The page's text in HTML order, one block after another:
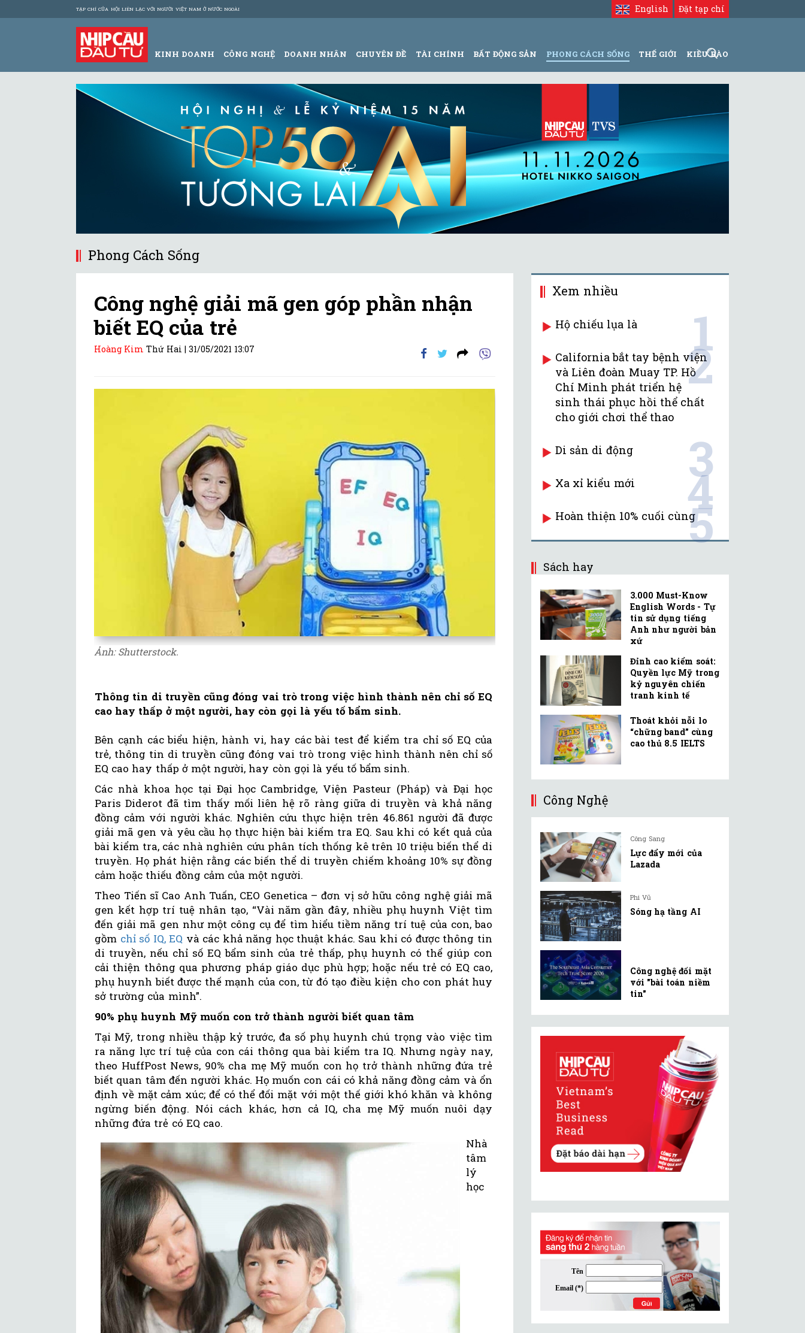
TẠP CHÍ CỦA HỘI LIÊN LẠC VỚI NGƯỜI VIỆT NAM Ở NƯỚC NGOÀI Đặt tạp chí
English
KINH DOANH CÔNG NGHỆ DOANH NHÂN CHUYÊN ĐỀ TÀI CHÍNH BẤT ĐỘNG SẢN PHONG CÁCH SỐNG THẾ GIỚI KIỀU BÀO
Phong Cách Sống
Công nghệ giải mã gen góp phần nhận
biết EQ của trẻ
Hoàng Kim Thứ Hai |31/05/2021 13:07
Ảnh: Shutterstock.
Thông tin di truyền cũng đóng vai trò trong việc hình thành nên chỉ số EQ
cao hay thấp ở một người, hay còn gọi là yếu tố bẩm sinh.
Bên cạnh các biểu hiện, hành vi, hay các bài test để kiểm tra chỉ số EQ của
trẻ, thông tin di truyền cũng đóng vai trò trong việc hình thành nên chỉ số
EQ cao hay thấp ở một người, hay còn gọi là yếu tố bẩm sinh.
Các nhà khoa học tại Đại học Cambridge, Viện Pasteur (Pháp) và Đại học
Paris Diderot đã tìm thấy mối liên hệ rõ ràng giữa di truyền và khả năng
đồng cảm với người khác. Nghiên cứu thực hiện trên 46.861 người đã được
giải mã gen và yêu cầu họ thực hiện bài kiểm tra EQ. Sau khi có kết quả của
bài kiểm tra, các nhà nghiên cứu phân tích thống kê trên 10 triệu biến thể di
truyền. Họ phát hiện rằng các biến thể di truyền chiếm khoảng 10% sự đồng
cảm hoặc thiếu đồng cảm của một người.
Theo Tiến sĩ Cao Anh Tuấn, CEO Genetica – đơn vị sở hữu công nghệ giải mã
gen kết hợp trí tuệ nhân tạo, “Vài năm gần đây, nhiều phụ huynh Việt tìm
đến giải mã gen như một công cụ để tìm hiểu tiềm năng trí tuệ của con, bao
gồm chỉ số IQ, EQ và các khả năng học thuật khác. Sau khi có được thông tin
di truyền, nếu chỉ số EQ bẩm sinh của trẻ thấp, phụ huynh có thể giúp con
cải thiện thông qua phương pháp giáo dục phù hợp; hoặc nếu trẻ có EQ cao,
phụ huynh biết được thế mạnh của con, từ đó tạo điều kiện cho con phát huy
sở trường của mình”.
90% phụ huynh Mỹ muốn con trở thành người biết quan tâm
Tại Mỹ, trong nhiều thập kỷ trước, đa số phụ huynh chú trọng vào việc tìm
ra năng lực trí tuệ của con cái thông qua bài kiểm tra IQ. Nhưng ngày nay,
theo HuffPost News, 90% cha mẹ Mỹ muốn con họ trở thành những đứa trẻ
biết quan tâm đến người khác. Họ muốn con cái có khả năng đồng cảm và ổn
định về mặt cảm xúc; để có thể đối mặt với một thế giới khó khăn và không
ngừng biến động. Nói cách khác, hơn cả IQ, cha mẹ Mỹ muốn nuôi dạy
những đứa trẻ có EQ cao.
Nhà
tâm
lý
học
Xem nhiều
Hộ chiếu lụa là 1
California bắt tay bệnh viện
và Liên đoàn Muay TP. Hồ
Chí Minh phát triển hệ
sinh thái phục hồi thể chất
cho giới chơi thể thao
2
Di sản di động 3
Xa xỉ kiểu mới 4
Hoàn thiện 10% cuối cùng5
Sách hay
3.000 Must-Know
English Words - Tự
tin sử dụng tiếng
Anh như người bản
xứ
Đỉnh cao kiểm soát:
Quyền lực Mỹ trong
kỷ nguyên chiến
tranh kinh tế
Thoát khỏi nỗi lo
“chững band” cùng
cao thủ 8.5 IELTS
Công Nghệ
Công Sang
Lực đẩy mới của
Lazada
Phi Vũ
Sóng hạ tầng AI
Công nghệ đối mặt
với "bài toán niềm
tin"